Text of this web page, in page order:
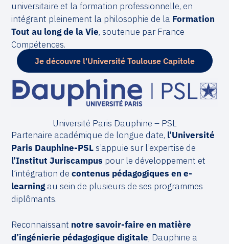
universitaire et la formation professionnelle, en
intégrant pleinement la philosophie de la Formation
Tout au long de la Vie, soutenue par France
Compétences.
Je découvre l'Université Toulouse Capitole
Université Paris Dauphine – PSL
Partenaire académique de longue date, l’Université
Paris Dauphine-PSLs’appuie sur l’expertise de
l’Institut Juriscampus pour le développement et
l’intégration decontenus pédagogiques en e-
learningau sein de plusieurs de ses programmes
diplômants.
Reconnaissant notre savoir-faire en matière
d’ingénierie pédagogique digitale, Dauphine a